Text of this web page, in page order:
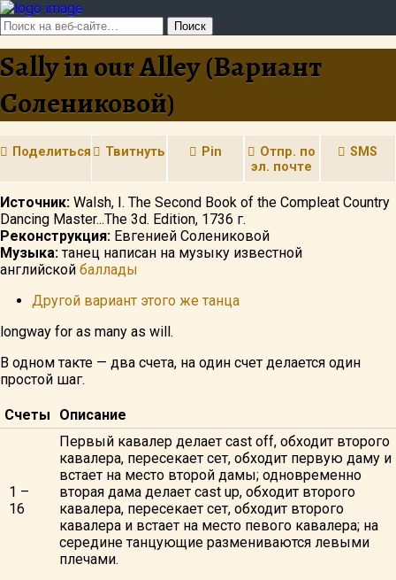
Sally in our Alley (Вариант
Солениковой)
Поделиться Твитнуть Pin
Отпр. по
эл. почте
SMS
Источник: Walsh, I. The Second Book of the Compleat Country
Dancing Master...The 3d. Edition, 1736 г.
Реконструкция: Евгенией Солениковой
Музыка:танец написан на музыку известной
английской баллады
Другой вариант этого же танца
longway for as many as will.
В одном такте — два счета, на один счет делается один
простой шаг.
Счеты Описание
1 –
16
Первый кавалер делает cast off, обходит второго
кавалера, пересекает сет, обходит первую даму и
встает на место второй дамы; одновременно
вторая дама делает cast up, обходит второго
кавалера, пересекает сет, обходит второго
кавалера и встает на место певого кавалера; на
середине танцующие размениваются левыми
плечами.